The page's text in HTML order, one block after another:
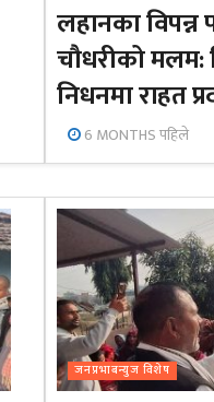
लहानका विपन्न
चौधरीको मलम:
निधनमा राहत
6 MONTHS पहिले
जनप्रभाबन्युज विशेष